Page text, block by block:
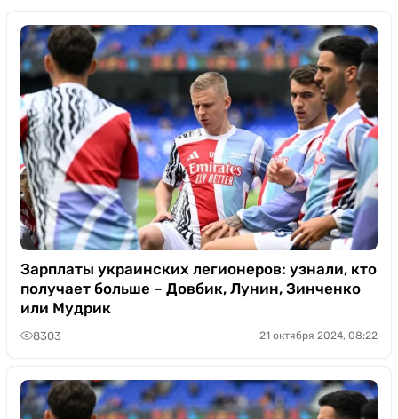
Зарплаты украинских легионеров: узнали, кто
получает больше – Довбик, Лунин, Зинченко
или Мудрик
8303 21 октября 2024, 08:22